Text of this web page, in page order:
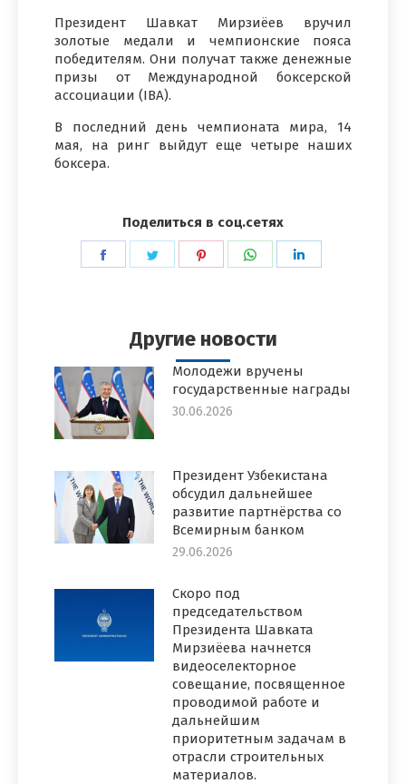
Президент Шавкат Мирзиёев вручил
золотые медали и чемпионские пояса
победителям. Они получат также денежные
призы от Международной боксерской
ассоциации (IBA).
В последний день чемпионата мира, 14
мая, на ринг выйдут еще четыре наших
боксера.
Поделиться в соц.сетях
ПоделитьсяПоделитьсяПоделитьсяПоделиться
Другие новости
Молодежи вручены
государственные награды
30.06.2026
Президент Узбекистана
обсудил дальнейшее
развитие партнёрства со
Всемирным банком
29.06.2026
Скоро под
председательством
Президента Шавката
Мирзиёева начнется
видеоселекторное
совещание, посвященное
проводимой работе и
дальнейшим
приоритетным задачам в
отрасли строительных
материалов.